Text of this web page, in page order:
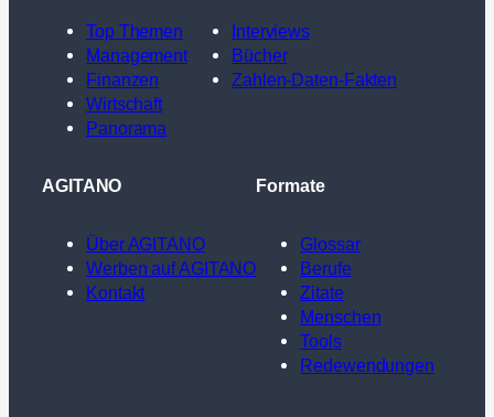
Top Themen
Management
Finanzen
Wirtschaft
Panorama
Interviews
Bücher
Zahlen-Daten-Fakten
AGITANO
Über AGITANO
Werben auf AGITANO
Kontakt
Formate
Glossar
Berufe
Zitate
Menschen
Tools
Redewendungen